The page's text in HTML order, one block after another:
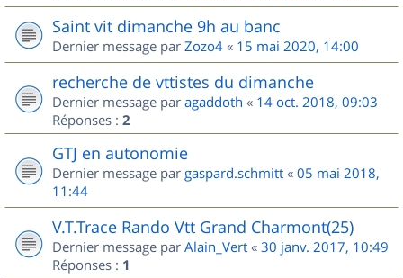
Saint vit dimanche 9h au banc
Dernier message par Zozo4 « 15 mai 2020, 14:00
recherche de vttistes du dimanche
Dernier message par agaddoth « 14 oct. 2018, 09:03
Réponses : 2
GTJ en autonomie
Dernier message par gaspard.schmitt « 05 mai 2018,
11:44
V.T.Trace Rando Vtt Grand Charmont(25)
Dernier message par Alain_Vert « 30 janv. 2017, 10:49
Réponses : 1